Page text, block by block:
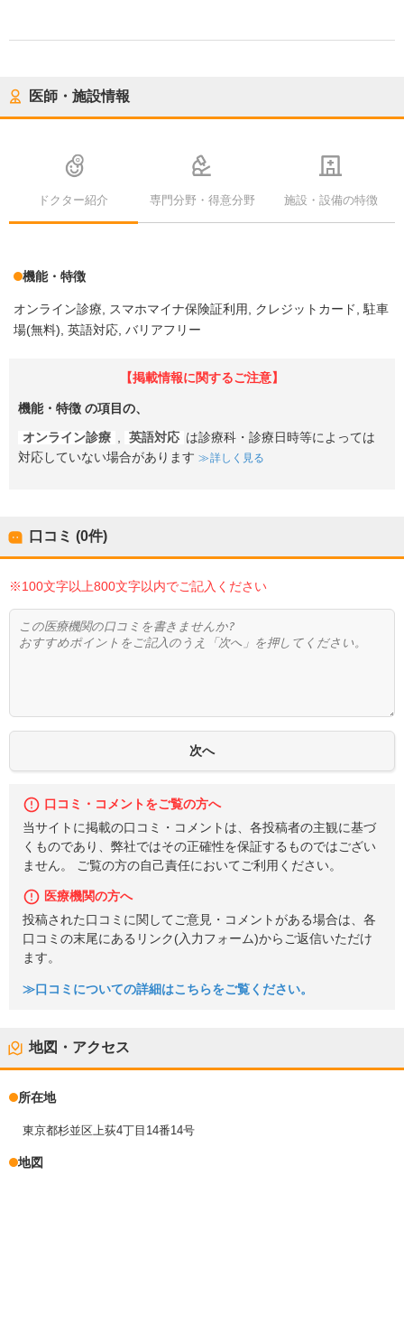
医師・施設情報
ドクター紹介 専門分野・得意分野 施設・設備の特徴
機能・特徴
オンライン診療 スマホマイナ保険証利用 クレジットカード
駐車
場(無料) 英語対応 バリアフリー
【掲載情報に関するご注意】
機能・特徴 の項目の、
オンライン診療 英語対応 は診療科・診療日時等によっては
対応していない場合があります
詳しく見る
口コミ (0件)
※100文字以上800文字以内でご記入ください
口コミ・コメントをご覧の方へ
当サイトに掲載の口コミ・コメントは、各投稿者の主観に基づ
くものであり、弊社ではその正確性を保証するものではござい
ません。 ご覧の方の自己責任においてご利用ください。
医療機関の方へ
投稿された口コミに関してご意見・コメントがある場合は、各
口コミの末尾にあるリンク(入力フォーム)からご返信いただけ
ます。
≫口コミについての詳細はこちらをご覧ください。
地図・アクセス
所在地
東京都杉並区上荻4丁目14番14号
地図